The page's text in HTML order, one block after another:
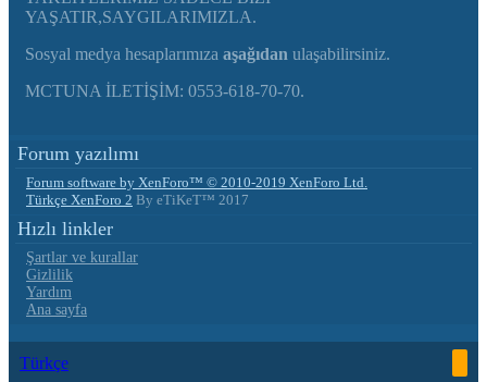
YAŞATIR,SAYGILARIMIZLA.
Sosyal medya hesaplarımıza aşağıdan ulaşabilirsiniz.
MCTUNA İLETİŞİM: 0553-618-70-70.
Forum yazılımı
Forum software by XenForo™ © 2010-2019 XenForo Ltd.
Türkçe XenForo 2 By eTiKeT™ 2017
Hızlı linkler
Şartlar ve kurallar
Gizlilik
Yardım
Ana sayfa
Türkçe